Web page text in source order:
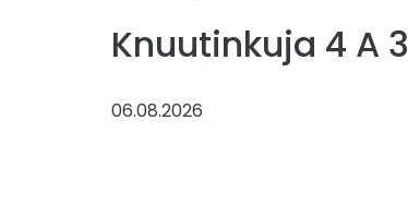
Knuutinkuja 4 A 3
06.08.2026